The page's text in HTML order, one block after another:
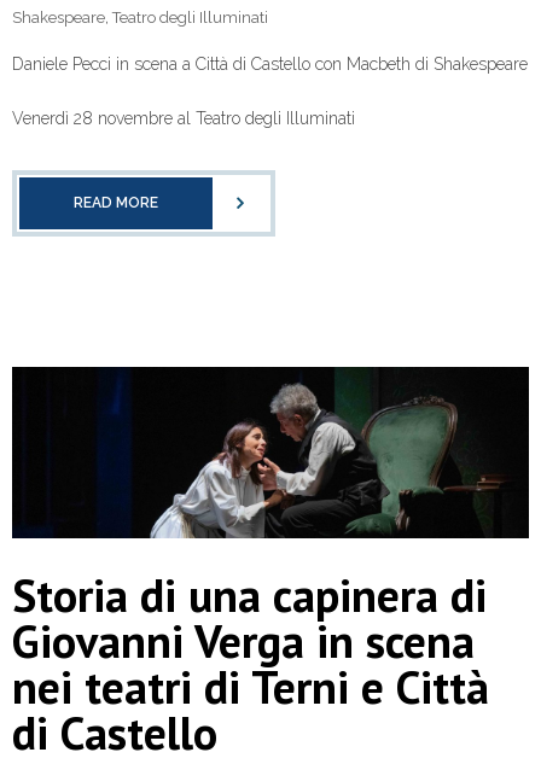
Shakespeare ,Teatro degli Illuminati
Daniele Pecci in scena a Città di Castello con Macbeth di Shakespeare
Venerdì 28 novembre al Teatro degli Illuminati
READ MORE
Storia di una capinera di
Giovanni Verga in scena
nei teatri di Terni e Città
di Castello